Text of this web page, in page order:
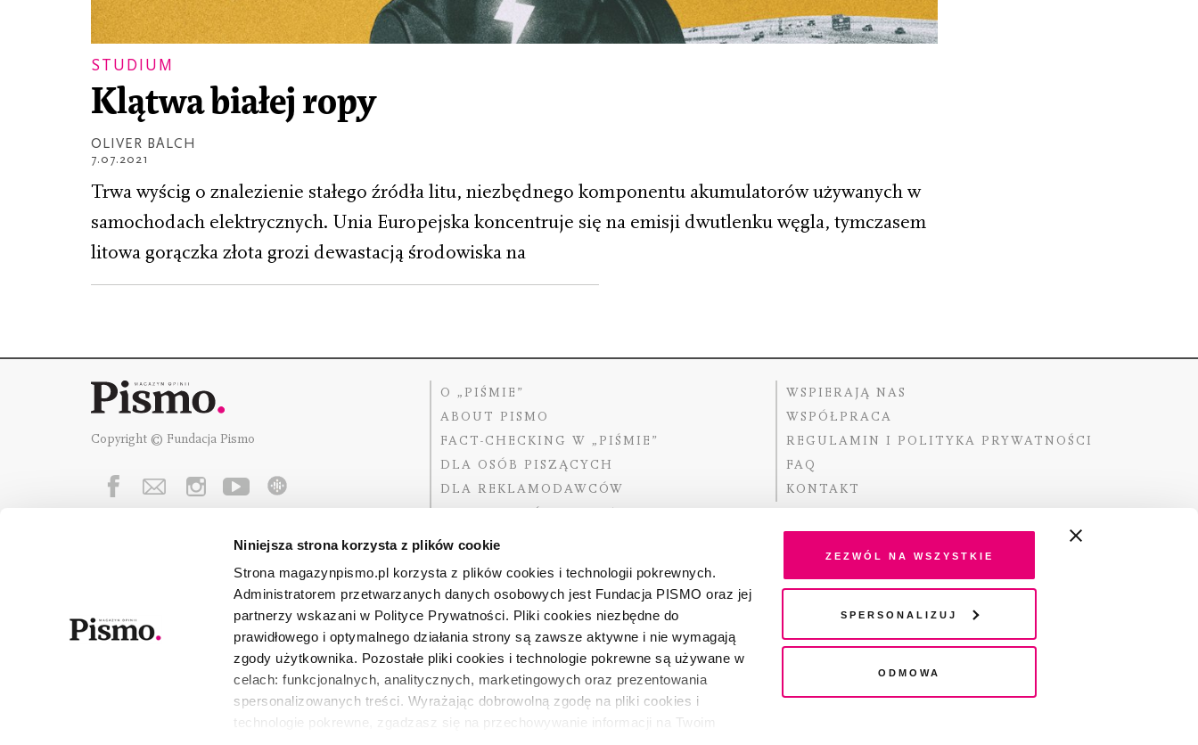
Niniejsza strona korzysta z plików cookie
Strona magazynpismo.pl korzysta z plików cookies i technologii pokrewnych.
Administratorem przetwarzanych danych osobowych jest Fundacja PISMO oraz jej
partnerzy wskazani w Polityce Prywatności. Pliki cookies niezbędne do
prawidłowego i optymalnego działania strony są zawsze aktywne i nie wymagają
zgody użytkownika. Pozostałe pliki cookies i technologie pokrewne są używane w
celach: funkcjonalnych, analitycznych, marketingowych oraz prezentowania
spersonalizowanych treści. Wyrażając dobrowolną zgodę na pliki cookies i
technologie pokrewne, zgadzasz się na przechowywanie informacji na Twoim
Zezwól na wszystkie
Spersonalizuj
Odmowa
STUDIUM
Klątwa białej ropy
OLIVER BALCH
7.07.2021
Trwa wyścig o znalezienie stałego źródła litu, niezbędnego komponentu akumulatorów używanych w
samochodach elektrycznych. Unia Europejska koncentruje się na emisji dwutlenku węgla, tymczasem
litowa gorączka złota grozi dewastacją środowiska na
Copyright © Fundacja Pismo
O „PIŚMIE”
ABOUT PISMO
FACT-CHECKING W „PIŚMIE”
DLA OSÓB PISZĄCYCH
DLA REKLAMODAWCÓW
WSPIERAJĄ NAS
WSPÓŁPRACA
REGULAMIN I POLITYKA PRYWATNOŚCI
FAQ
KONTAKT
Fundację Pismowspierają:
Dofinansowano ze środków Ministra Kultury i Dziedzictwa
Narodowego pochodzących z Funduszu Promocji Kultury –